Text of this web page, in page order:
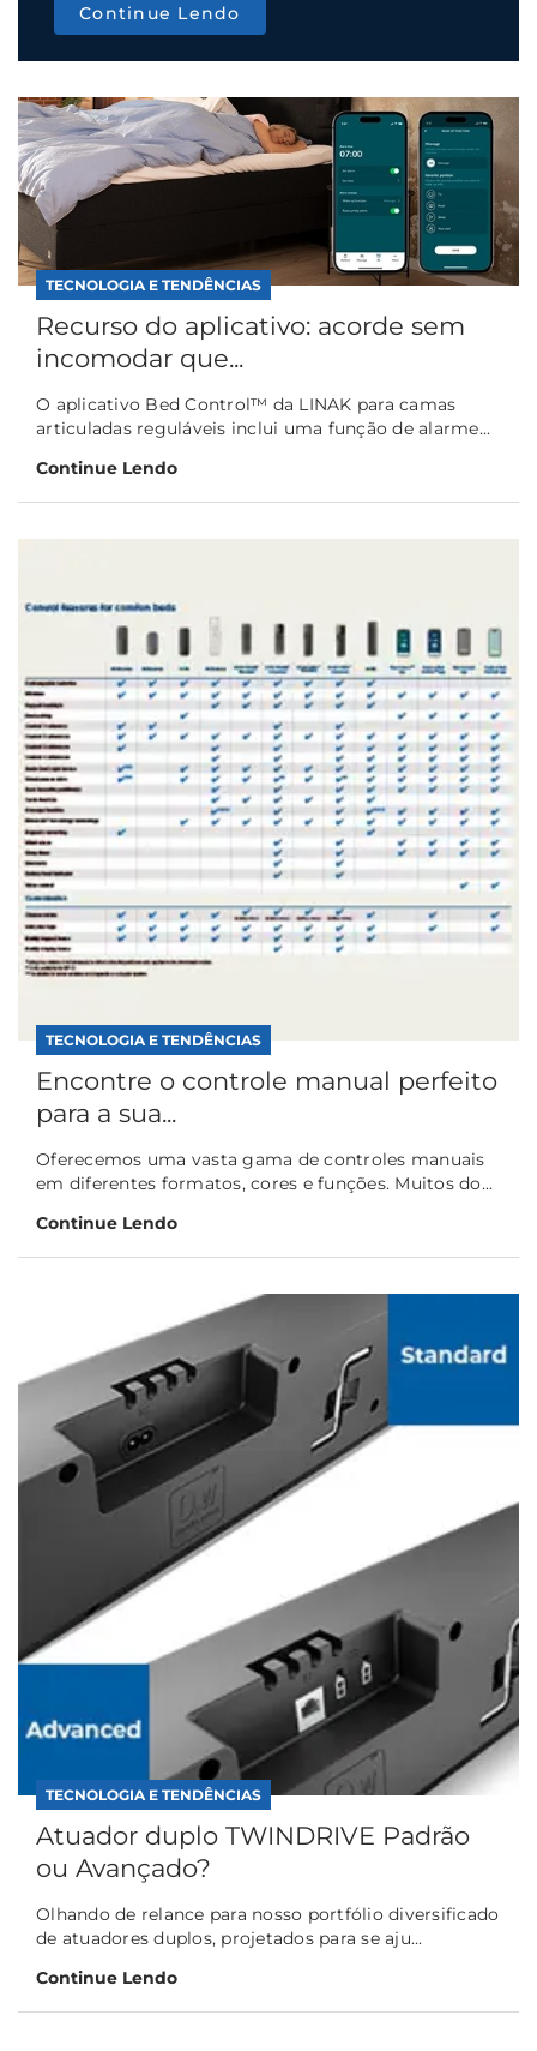
Continue Lendo
TECNOLOGIA E TENDÊNCIAS
Recurso do aplicativo: acorde sem
incomodar que...
O aplicativo Bed Control™ da LINAK para camas
articuladas reguláveis inclui uma função de alarme...
Continue Lendo
TECNOLOGIA E TENDÊNCIAS
Encontre o controle manual perfeito
para a sua...
Oferecemos uma vasta gama de controles manuais
em diferentes formatos, cores e funções. Muitos do...
Continue Lendo
TECNOLOGIA E TENDÊNCIAS
Atuador duplo TWINDRIVE Padrão
ou Avançado?
Olhando de relance para nosso portfólio diversificado
de atuadores duplos, projetados para se aju...
Continue Lendo